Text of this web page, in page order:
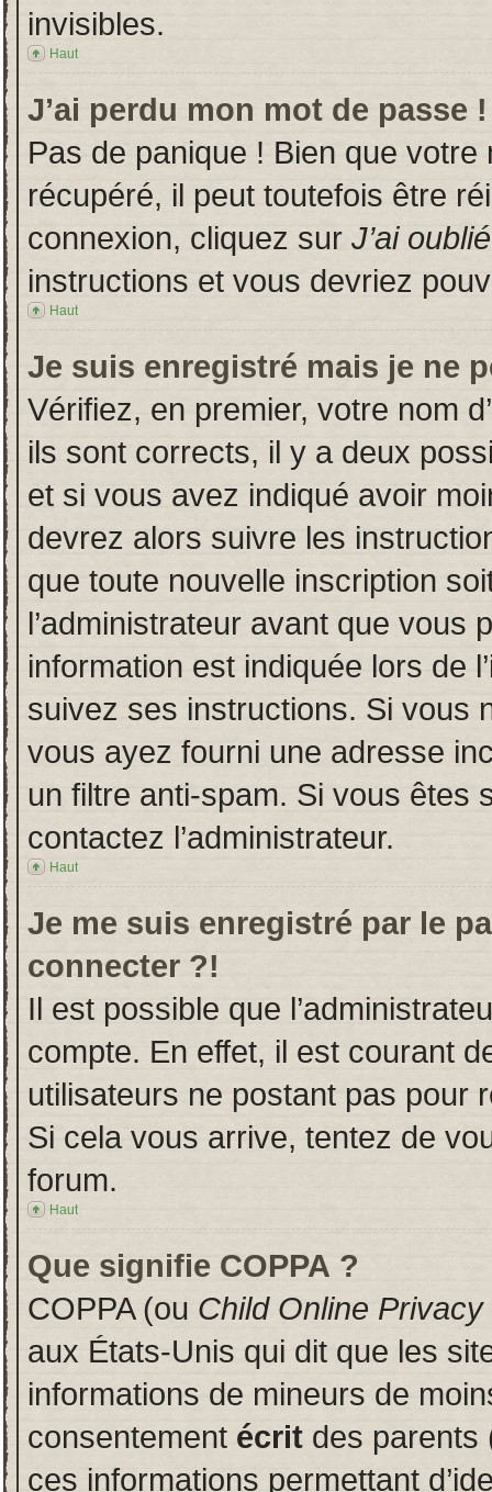
invisibles.
Haut
J’ai perdu mon mot de passe !
Pas de panique ! Bien que
récupéré, il peut toutefois être
connexion, cliquez sur J’ai
instructions et vous devriez
Haut
Je suis enregistré mais je ne
Vérifiez, en premier, votre nom
ils sont corrects, il y a deux
et si vous avez indiqué avoir
devrez alors suivre les
que toute nouvelle inscription
l’administrateur avant que vous
information est indiquée lors de
suivez ses instructions. Si vous
vous ayez fourni une adresse
un filtre anti-spam. Si vous êtes
contactez l’administrateur.
Haut
Je me suis enregistré par le
connecter ?!
Il est possible que
compte. En effet, il est courant
utilisateurs ne postant pas pour
Si cela vous arrive, tentez de
forum.
Haut
Que signifie COPPA ?
COPPA (ou Child Online
aux États-Unis qui dit que les
informations de mineurs de
consentement écrit des parents
ces informations permettant